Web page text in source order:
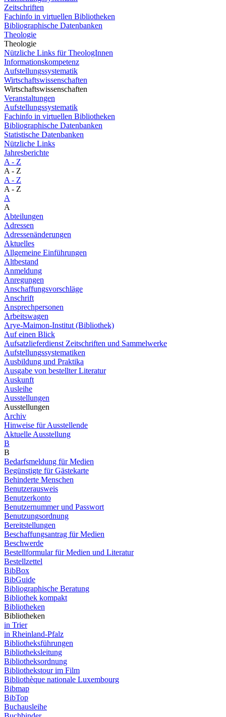
Zeitschriften
Fachinfo in virtuellen Bibliotheken
Bibliographische Datenbanken
Theologie
Theologie
Nützliche Links für TheologInnen
Informationskompetenz
Aufstellungssystematik
Wirtschaftswissenschaften
Wirtschaftswissenschaften
Veranstaltungen
Aufstellungssystematik
Fachinfo in virtuellen Bibliotheken
Bibliographische Datenbanken
Statistische Datenbanken
Nützliche Links
Jahresberichte
A - Z
A - Z
A - Z
A - Z
A
A
Abteilungen
Adressen
Adressenänderungen
Aktuelles
Allgemeine Einführungen
Altbestand
Anmeldung
Anregungen
Anschaffungsvorschläge
Anschrift
Ansprechpersonen
Arbeitswagen
Arye-Maimon-Institut (Bibliothek)
Auf einen Blick
Aufsatzlieferdienst Zeitschriften und Sammelwerke
Aufstellungssystematiken
Ausbildung und Praktika
Ausgabe von bestellter Literatur
Auskunft
Ausleihe
Ausstellungen
Ausstellungen
Archiv
Hinweise für Ausstellende
Aktuelle Ausstellung
B
B
Bedarfsmeldung für Medien
Begünstigte für Gästekarte
Behinderte Menschen
Benutzerausweis
Benutzerkonto
Benutzernummer und Passwort
Benutzungsordnung
Bereitstellungen
Beschaffungsantrag für Medien
Beschwerde
Bestellformular für Medien und Literatur
Bestellzettel
BibBox
BibGuide
Bibliographische Beratung
Bibliothek kompakt
Bibliotheken
Bibliotheken
in Trier
in Rheinland-Pfalz
Bibliotheksführungen
Bibliotheksleitung
Bibliotheksordnung
Bibliothekstour im Film
Bibliothèque nationale Luxembourg
Bibmap
BibTop
Buchausleihe